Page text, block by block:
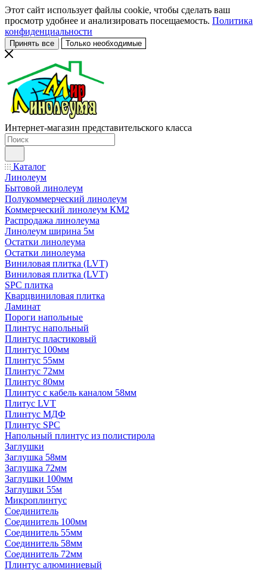
Этот сайт использует файлы cookie, чтобы сделать ваш
просмотр удобнее и анализировать посещаемость. Политика
конфиденциальности
Принять все Только необходимые
Интернет-магазин представительского класса
Каталог
Линолеум
Бытовой линолеум
Полукоммерческий линолеум
Коммерческий линолеум КМ2
Распродажа линолеума
Линолеум ширина 5м
Остатки линолеума
Остатки линолеума
Виниловая плитка (LVT)
Виниловая плитка (LVT)
SPC плитка
Кварцвиниловая плитка
Ламинат
Пороги напольные
Плинтус напольный
Плинтус пластиковый
Плинтус 100мм
Плинтус 55мм
Плинтус 72мм
Плинтус 80мм
Плинтус с кабель каналом 58мм
Плитус LVT
Плинтус МДФ
Плинтус SPC
Напольный плинтус из полистирола
Заглушки
Заглушка 58мм
Заглушка 72мм
Заглушки 100мм
Заглушки 55м
Микроплинтус
Соединитель
Соединитель 100мм
Соединитель 55мм
Соединитель 58мм
Соединитель 72мм
Плинтус алюминиевый